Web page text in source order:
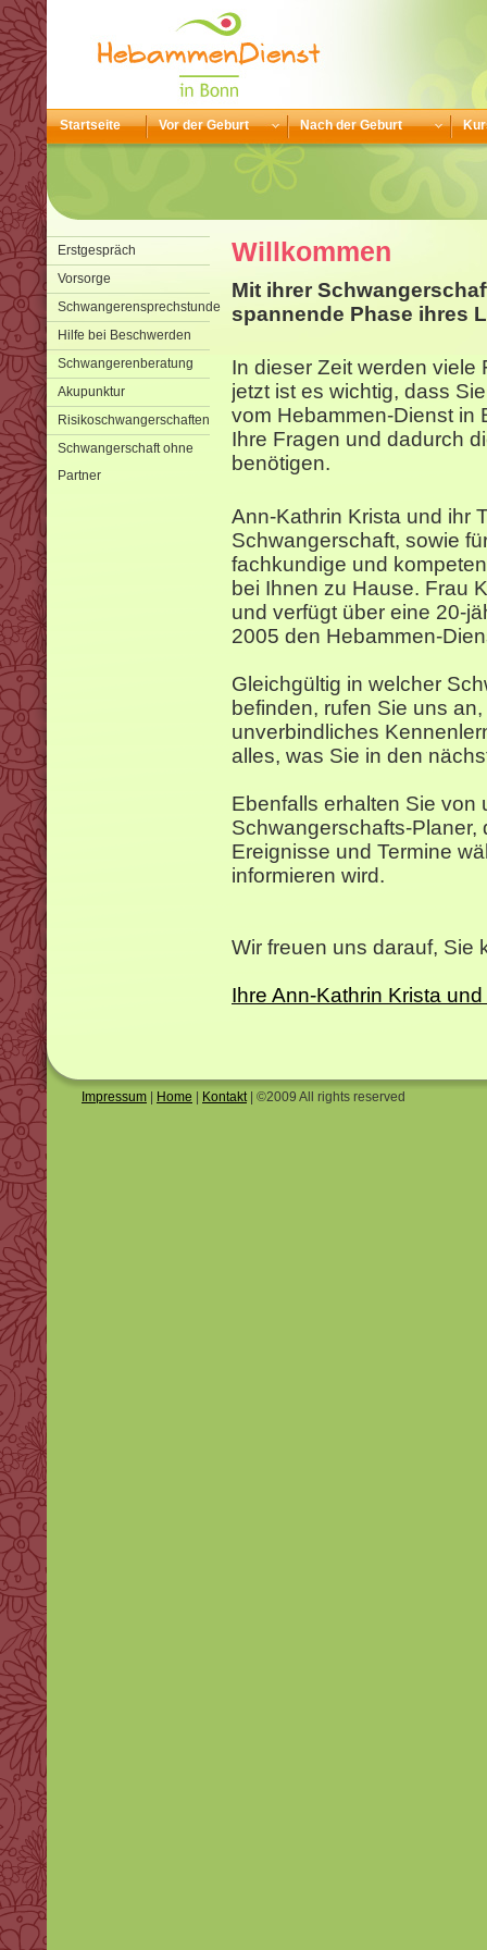
Startseite Vor der Geburt Nach der Geburt
Erstgespräch
Vorsorge
Schwangerensprechstunde
Hilfe bei Beschwerden
Schwangerenberatung
Akupunktur
Risikoschwangerschaften
Schwangerschaft ohne
Partner
Willkommen
Mit ihrer
spannende Phase ihres
In dieser Zeit werden
jetzt ist es wichtig, dass
vom Hebammen-Dienst in
Ihre Fragen und dadurch
benötigen.
Ann-Kathrin Krista und ihr
Schwangerschaft, sowie
fachkundige und
bei Ihnen zu Hause. Frau
und verfügt über eine 20-
2005 den Hebammen-
Gleichgültig in welcher
befinden, rufen Sie uns
unverbindliches
alles, was Sie in den
Ebenfalls erhalten Sie von
Schwangerschafts-Planer,
Ereignisse und Termine
informieren wird.
Wir freuen uns darauf, Sie
Ihre Ann-Kathrin Krista
Impressum Home Kontakt| ©2009 All rights reserved